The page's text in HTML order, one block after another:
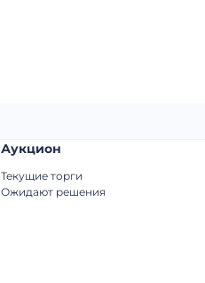
Аукцион
Текущие торги
Ожидают решения